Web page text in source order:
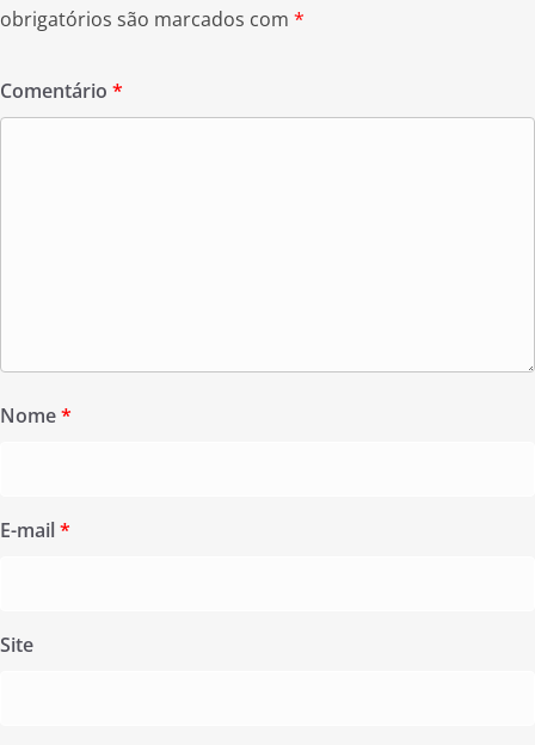
obrigatórios são marcados com *
Comentário *
Nome*
E-mail*
Site